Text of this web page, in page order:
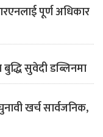
पूर्ण अधिकार
सुवेदी डब्लिनमा
खर्च सार्वजनिक,